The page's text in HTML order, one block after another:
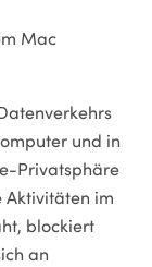
Mac
und in
Privatsphäre
Aktivitäten im
blockiert
an